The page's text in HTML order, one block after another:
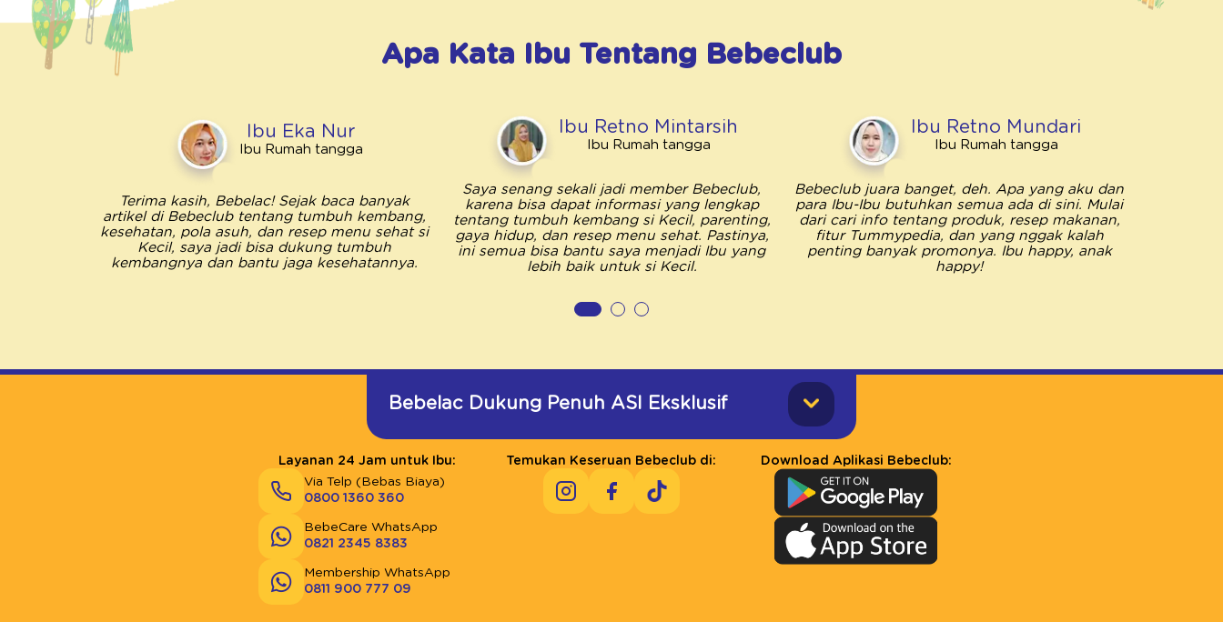
Apa Kata Ibu Tentang Bebeclub
Ibu Eka Nur
Ibu Rumah tangga
Terima kasih, Bebelac! Sejak baca banyak
artikel di Bebeclub tentang tumbuh kembang,
kesehatan, pola asuh, dan resep menu sehat si
Kecil, saya jadi bisa dukung tumbuh
kembangnya dan bantu jaga kesehatannya.
Ibu Retno Mintarsih
Ibu Rumah tangga
Saya senang sekali jadi member Bebeclub,
karena bisa dapat informasi yang lengkap
tentang tumbuh kembang si Kecil, parenting,
gaya hidup, dan resep menu sehat. Pastinya,
ini semua bisa bantu saya menjadi Ibu yang
lebih baik untuk si Kecil.
Ibu Retno Mundari
Ibu Rumah tangga
Bebeclub juara banget, deh. Apa yang aku dan
para Ibu-Ibu butuhkan semua ada di sini. Mulai
dari cari info tentang produk, resep makanan,
fitur Tummypedia, dan yang nggak kalah
penting banyak promonya. Ibu happy, anak
happy!
Bebelac Dukung Penuh ASI Eksklusif
Layanan 24 Jam untuk Ibu:
Via Telp (Bebas Biaya)
0800 1360 360
BebeCare WhatsApp
0821 2345 8383
Membership WhatsApp
0811 900 777 09
Temukan Keseruan Bebeclub di: Download Aplikasi Bebeclub: